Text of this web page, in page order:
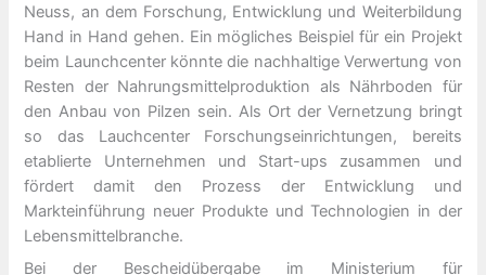
Neuss, an dem Forschung, Entwicklung und Weiterbildung
Hand in Hand gehen. Ein mögliches Beispiel für ein Projekt
beim Launchcenter könnte die nachhaltige Verwertung von
Resten der Nahrungsmittelproduktion als Nährboden für
den Anbau von Pilzen sein. Als Ort der Vernetzung bringt
so das Lauchcenter Forschungseinrichtungen, bereits
etablierte Unternehmen und Start-ups zusammen und
fördert damit den Prozess der Entwicklung und
Markteinführung neuer Produkte und Technologien in der
Lebensmittelbranche.
Bei der Bescheidübergabe im Ministerium für